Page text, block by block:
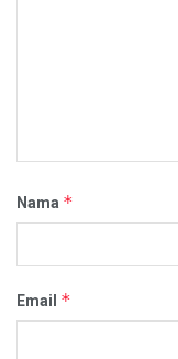
Nama *
Email *